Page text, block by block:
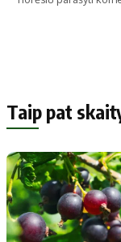
Taip pat